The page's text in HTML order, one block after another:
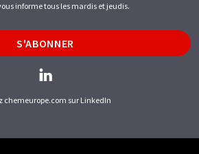
informe tous les mardis et jeudis.
S'ABONNER
chemeurope.com sur LinkedIn